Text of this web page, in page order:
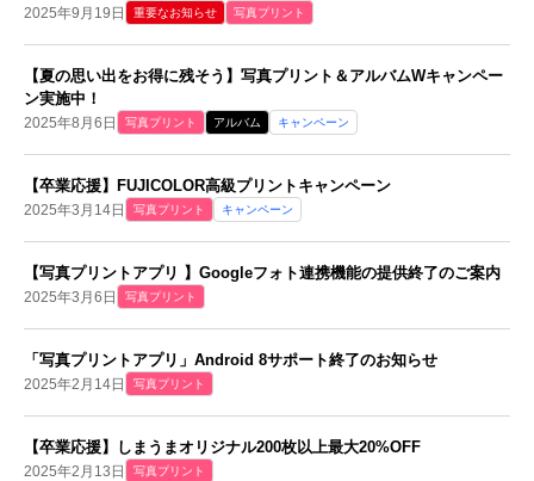
2025年9月19日 重要なお知らせ 写真プリント
【夏の思い出をお得に残そう】写真プリント＆アルバムWキャンペー
ン実施中！
2025年8月6日 写真プリント アルバム キャンペーン
【卒業応援】FUJICOLOR高級プリントキャンペーン
2025年3月14日 写真プリント キャンペーン
【写真プリントアプリ 】Googleフォト連携機能の提供終了のご案内
2025年3月6日 写真プリント
「写真プリントアプリ」Android 8サポート終了のお知らせ
2025年2月14日 写真プリント
【卒業応援】しまうまオリジナル200枚以上最大20%OFF
2025年2月13日 写真プリント